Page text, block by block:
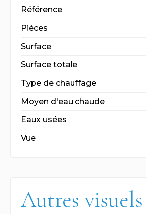
Référence
Pièces
Surface
Surface totale
Type de chauffage
Moyen d'eau chaude
Eaux usées
Vue
Autres visuels